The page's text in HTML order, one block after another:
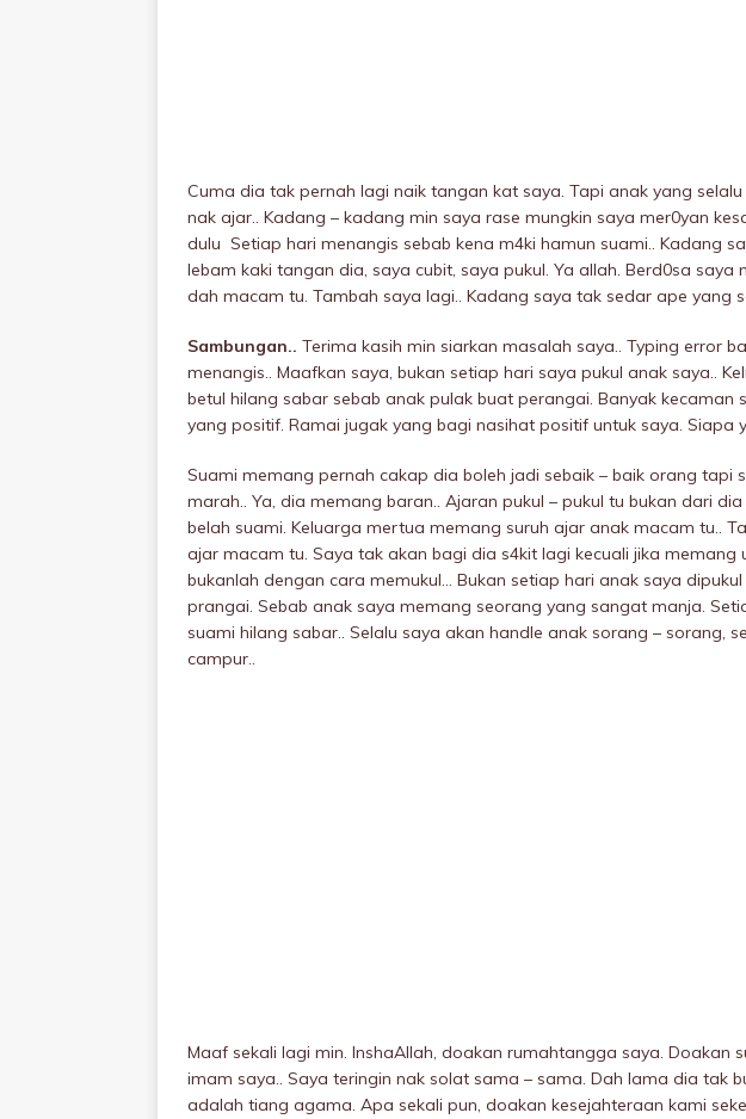
Cuma dia tak pernah lagi naik tangan kat saya. Tapi anak yang
nak ajar.. Kadang – kadang min saya rase mungkin saya mer0yan
dulu Setiap hari menangis sebab kena m4ki hamun suami.. Kadang
lebam kaki tangan dia, saya cubit, saya pukuI. Ya allah. Berd0sa saya
dah macam tu. Tambah saya lagi.. Kadang saya tak sedar ape yang
Sambungan.. Terima kasih min siarkan masalah saya.. Typing error
menangis.. Maafkan saya, bukan setiap hari saya pukuI anak saya..
betul hilang sabar sebab anak pulak buat perangai. Banyak kecaman
yang positif. Ramai jugak yang bagi nasihat positif untuk saya. Siapa
Suami memang pernah cakap dia boleh jadi sebaik – baik orang tapi
marah.. Ya, dia memang baran.. Ajaran pukuI – pukuI tu bukan dari
beIah suami. Keluarga mertua memang suruh ajar anak macam tu..
ajar macam tu. Saya tak akan bagi dia s4kit lagi kecuali jika memang
bukanlah dengan cara memukuI… Bukan setiap hari anak saya
prangai. Sebab anak saya memang seorang yang sangat manja.
suami hilang sabar.. Selalu saya akan handle anak sorang – sorang,
campur..
Maaf sekali lagi min. InshaAllah, doakan rumahtangga saya. Doakan
imam saya.. Saya teringin nak solat sama – sama. Dah lama dia tak
adalah tiang agama. Apa sekali pun, doakan kesejahteraan kami